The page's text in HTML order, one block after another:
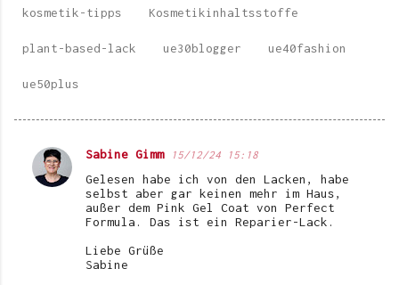
kosmetik-tipps Kosmetikinhaltsstoffe
plant-based-lack ue30blogger ue40fashion
ue50plus
K
Sabine Gimm 15/12/24 15:18
Gelesen habe ich von den Lacken, habe
selbst aber gar keinen mehr im Haus,
außer dem Pink Gel Coat von Perfect
Formula. Das ist ein Reparier-Lack.
Liebe Grüße
Sabine